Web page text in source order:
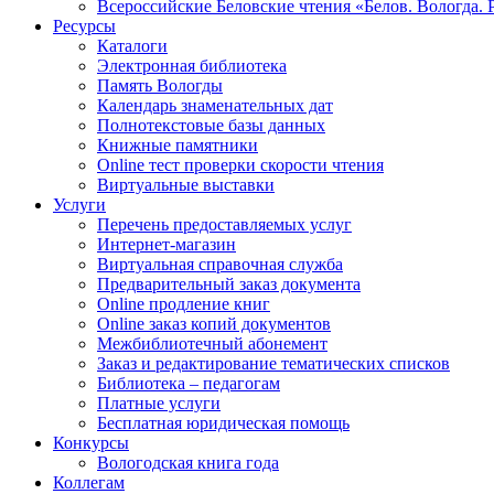
Всероссийские Беловские чтения «Белов. Вологда.
Ресурсы
Каталоги
Электронная библиотека
Память Вологды
Календарь знаменательных дат
Полнотекстовые базы данных
Книжные памятники
Online тест проверки скорости чтения
Виртуальные выставки
Услуги
Перечень предоставляемых услуг
Интернет-магазин
Виртуальная справочная служба
Предварительный заказ документа
Online продление книг
Online заказ копий документов
Межбиблиотечный абонемент
Заказ и редактирование тематических списков
Библиотека – педагогам
Платные услуги
Бесплатная юридическая помощь
Конкурсы
Вологодская книга года
Коллегам